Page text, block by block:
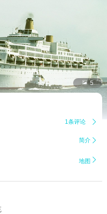
 5
1条评论 
简介 
地图 